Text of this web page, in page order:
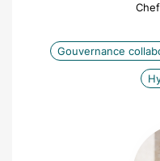
Gouvernance